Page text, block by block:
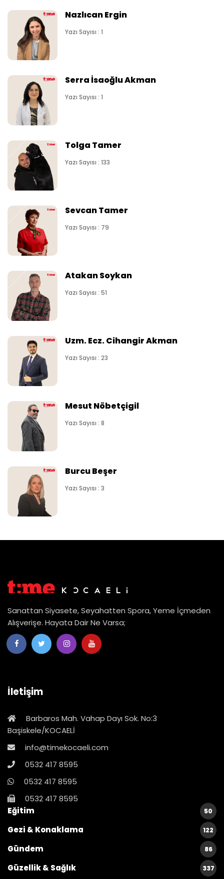
Nazlıcan Ergin
Yazı Sayısı : 1
Serra İsaoğlu Akman
Yazı Sayısı : 1
Tolga Tamer
Yazı Sayısı : 133
Sevcan Tamer
Yazı Sayısı : 79
Atakan Soykan
Yazı Sayısı : 51
Uzm. Ecz. Cihangir Akman
Yazı Sayısı : 23
Mesut Nöbetçigil
Yazı Sayısı : 8
Burcu Beşer
Yazı Sayısı : 3
Sanattan Siyasete, Seyahatten Spora, Yeme İçmeden
Alışverişe. Hayata Dair Ne Varsa;
İletişim
Barbaros Mah. Vahap Dayı Sok. No:3
Başiskele/KOCAELİ
info@timekocaeli.com
0532 417 8595
0532 417 8595
0532 417 8595
Eğitim
50
Gezi & Konaklama 122
Gündem 86
Güzellik & Sağlık 337